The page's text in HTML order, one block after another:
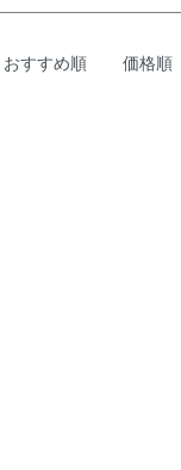
おすすめ順 価格順